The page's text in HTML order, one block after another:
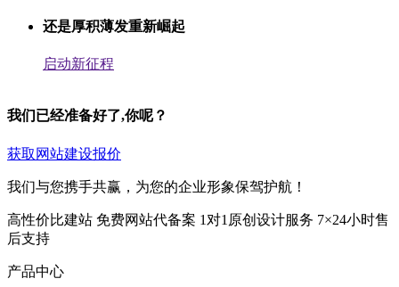
还是厚积薄发重新崛起
启动新征程
我们已经准备好了,你呢？
获取网站建设报价
我们与您携手共赢，为您的企业形象保驾护航！
高性价比建站 免费网站代备案 1对1原创设计服务 7×24小时售
后支持
产品中心